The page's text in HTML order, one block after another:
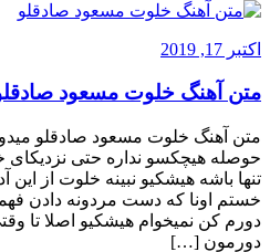
اکتبر 17, 2019
متن آهنگ خلوت مسعود
متن آهنگ خلوت مسعود صادقلو
حوصله هیچکسو نداره حتی
تنها باشه هیشکیو نبینه خلوت از
خستم اونا که دست مردونه دادن
دورم کن نمیخوام هیشکیو اصلا تا
دورمون […]